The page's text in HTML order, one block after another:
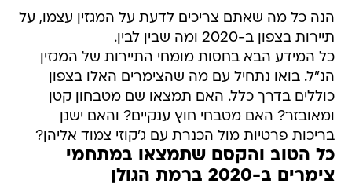
הנה כל מה שאתם צריכים לדעת על המגזין עצמו, על
תיירות בצפון ב-2020 ומה שבין לבין.
כל המידע הבא בחסות מומחי התיירות של המגזין
הנ"ל. בואו נתחיל עם מה שהצימרים האלו בצפון
כוללים בדרך כלל. האם תמצאו שם מטבחון קטן
ומאובזר? האם מטבחי חוץ ענקיים? והאם ישנן
בריכות פרטיות מול הכנרת עם ג'קוזי צמוד אליהן?
כל הטוב והקסם שתמצאו במתחמי
צימרים ב-2020 ברמת הגולן